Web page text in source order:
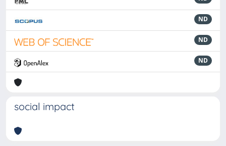
ND
ND
ND
social impact